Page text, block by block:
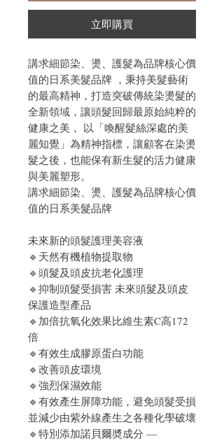
立即購買
講求細節染、燙、護髮為品牌核心價
值的日系美髮品牌 ，秉持美髮藝術
的最高精神，打造突破傳統染燙髮的
全新領域，讓頭髮回歸最原始純粹的
健康之美， 以「喚醒髮絲深處的美
麗知覺」為精神指標，讓顧客在染燙
髮之後，也能保有新生髮的活力健康
與美麗塑形。
講求細節染、燙、護髮為品牌核心價
值的日系美髮品牌
未來新的頭髮護理美容液
🔹天然有機植物提取物
🔹頭髮及頭皮抗老化護理
🔹抑制頭髮受損害 未來頭髮及頭皮
保護造型產品
🔹加倍抗氧化效果比維生素C高172
倍
🔹有效生成膠原蛋白功能
🔹改善頭皮環境
🔹強烈保濕效能
🔹有效產生屏障功能，避免頭髮受損
並減少由紫外線產生之各種化學破壞
🔹特別添加諾貝爾奬成分 —